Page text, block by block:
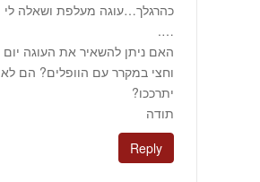
כהרגלך…עוגה מעלפת ושאלה לי
….
האם ניתן להשאיר את העוגה יום
וחצי במקרר עם הוופלים? הם לא
יתרככו?
תודה
Reply